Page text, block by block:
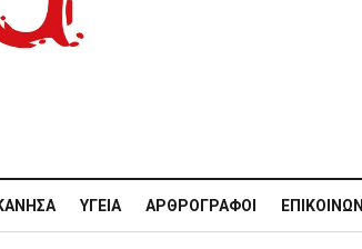
ΥΓΕΊΑ ΑΡΘΡΟΓΡΆΦΟΙ